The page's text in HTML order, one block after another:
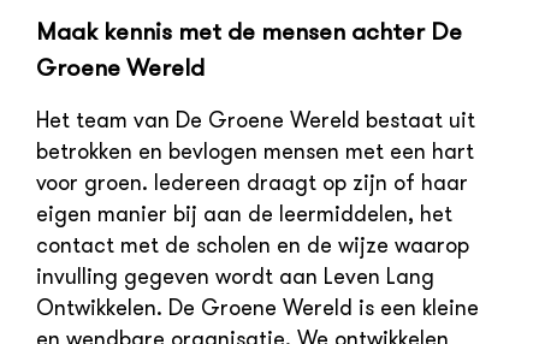
Maak kennis met de mensen achter De
Groene Wereld
Het team van De Groene Wereld bestaat uit
betrokken en bevlogen mensen met een hart
voor groen. Iedereen draagt op zijn of haar
eigen manier bij aan de leermiddelen, het
contact met de scholen en de wijze waarop
invulling gegeven wordt aan Leven Lang
Ontwikkelen. De Groene Wereld is een kleine